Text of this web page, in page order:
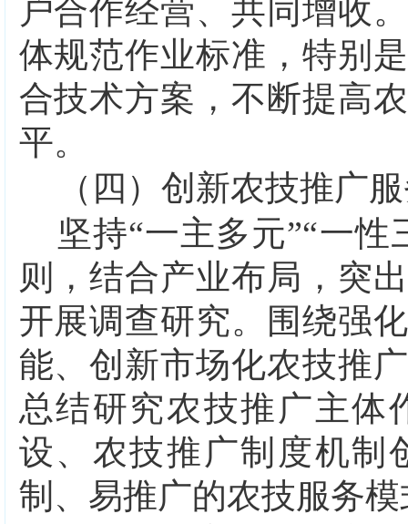
户合作经营、共同增收
体规范作业标准，特别
合技术方案，不断提高
平。
（四）创新农技推广
坚持“一主多元”“一
则，结合产业布局，突
开展调查研究。围绕强
能、创新市场化农技推
总结研究农技推广主体
设、农技推广制度机制
制、易推广的农技服务